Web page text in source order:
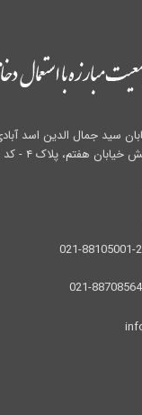
سید جمال الدین اسد
پلاک ۴ - کد پستی : 1433634363